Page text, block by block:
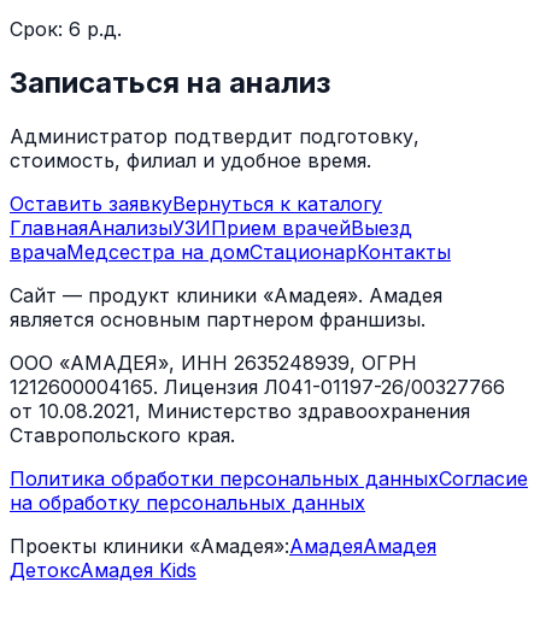
Срок: 6 р.д.
Записаться на анализ
Администратор подтвердит подготовку,
стоимость, филиал и удобное время.
Оставить заявкуВернуться к каталогу
ГлавнаяАнализыУЗИПрием врачейВыезд
врачаМедсестра на домСтационарКонтакты
Сайт — продукт клиники «Амадея». Амадея
является основным партнером франшизы.
ООО «АМАДЕЯ», ИНН 2635248939, ОГРН
1212600004165. Лицензия Л041-01197-26/00327766
от 10.08.2021, Министерство здравоохранения
Ставропольского края.
Политика обработки персональных данныхСогласие
на обработку персональных данных
Проекты клиники «Амадея»:АмадеяАмадея
ДетоксАмадея Kids